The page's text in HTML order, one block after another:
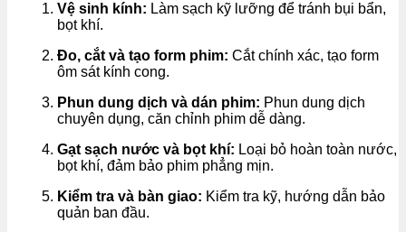
Vệ sinh kính: Làm sạch kỹ lưỡng để tránh bụi bẩn,
bọt khí.
Đo, cắt và tạo form phim: Cắt chính xác, tạo form
ôm sát kính cong.
Phun dung dịch và dán phim: Phun dung dịch
chuyên dụng, căn chỉnh phim dễ dàng.
Gạt sạch nước và bọt khí: Loại bỏ hoàn toàn nước,
bọt khí, đảm bảo phim phẳng mịn.
Kiểm tra và bàn giao: Kiểm tra kỹ, hướng dẫn bảo
quản ban đầu.